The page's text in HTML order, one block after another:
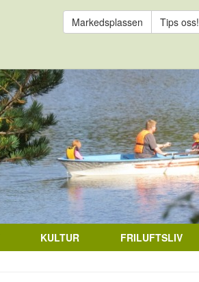
Markedsplassen Tips oss!
KULTUR FRILUFTSLIV